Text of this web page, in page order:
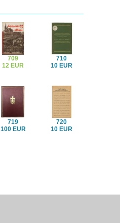
709
12 EUR
710
10 EUR
719
100 EUR
720
10 EUR